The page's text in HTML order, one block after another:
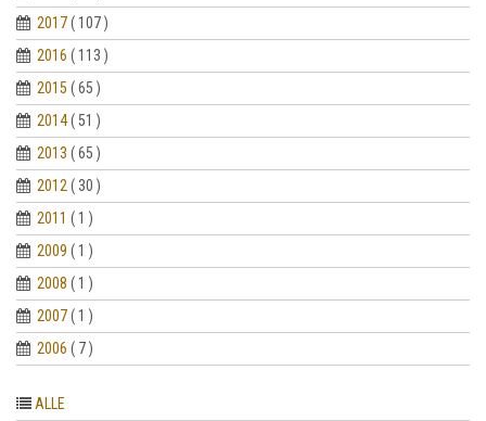
2017( 107 )
2016 ( 113 )
2015 ( 65 )
2014( 51 )
2013 ( 65 )
2012 ( 30 )
2011 ( 1 )
2009 ( 1 )
2008 ( 1 )
2007( 1 )
2006 ( 7 )
ALLE